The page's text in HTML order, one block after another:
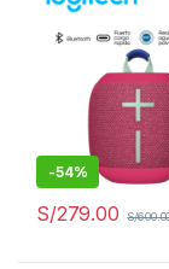
-54%
S/279.00 S/